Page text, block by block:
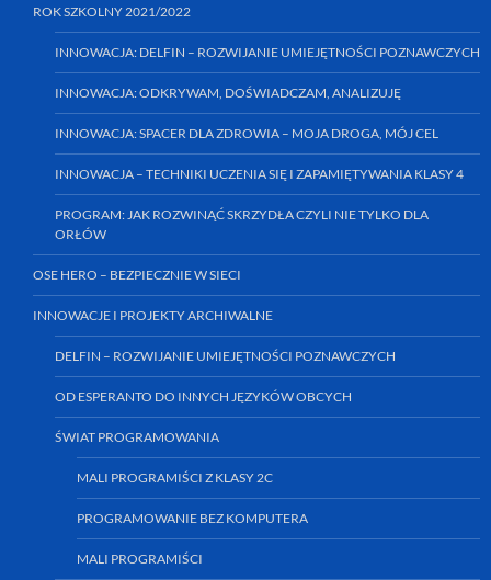
ROK SZKOLNY 2021/2022
INNOWACJA: DELFIN – ROZWIJANIE UMIEJĘTNOŚCI POZNAWCZYCH
INNOWACJA: ODKRYWAM, DOŚWIADCZAM, ANALIZUJĘ
INNOWACJA: SPACER DLA ZDROWIA – MOJA DROGA, MÓJ CEL
INNOWACJA – TECHNIKI UCZENIA SIĘ I ZAPAMIĘTYWANIA KLASY 4
PROGRAM: JAK ROZWINĄĆ SKRZYDŁA CZYLI NIE TYLKO DLA
ORŁÓW
OSE HERO – BEZPIECZNIE W SIECI
INNOWACJE I PROJEKTY ARCHIWALNE
DELFIN – ROZWIJANIE UMIEJĘTNOŚCI POZNAWCZYCH
OD ESPERANTO DO INNYCH JĘZYKÓW OBCYCH
ŚWIAT PROGRAMOWANIA
MALI PROGRAMIŚCI Z KLASY 2C
PROGRAMOWANIE BEZ KOMPUTERA
MALI PROGRAMIŚCI